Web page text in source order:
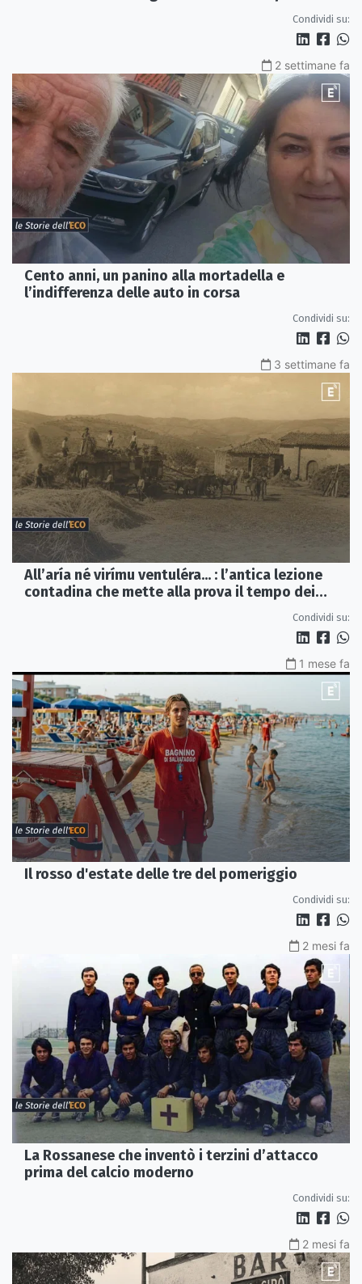
Condividi su:
2 settimane fa
Cento anni, un panino alla mortadella e
l’indifferenza delle auto in corsa
Condividi su:
3 settimane fa
All’aría né virímu ventuléra... : l’antica lezione
contadina che mette alla prova il tempo dei
Condividi su:
1 mese fa
Il rosso d'estate delle tre del pomeriggio
Condividi su:
2 mesi fa
La Rossanese che inventò i terzini d’attacco
prima del calcio moderno
Condividi su:
2 mesi fa